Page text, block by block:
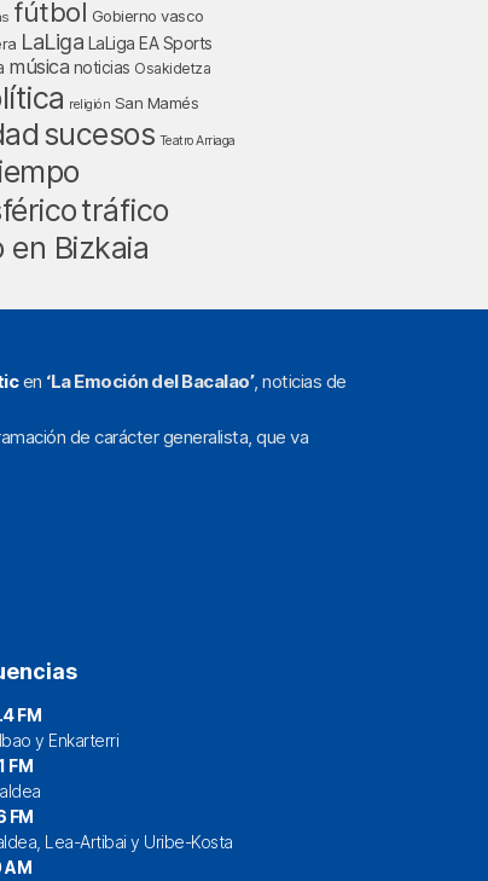
fútbol Gobierno vasco
LaLiga LaLiga EA Sports
música noticias Osakidetza
religión San Mamés
sucesos Teatro Arriaga
tráfico
en Bizkaia
en ‘La Emoción del Bacalao’, noticias de
de carácter generalista, que va
FM
y Enkarterri
FM
FM
Lea-Artibai y Uribe-Kosta
AM